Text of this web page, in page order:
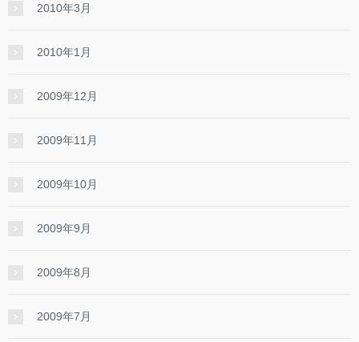
2010年3月
2010年1月
2009年12月
2009年11月
2009年10月
2009年9月
2009年8月
2009年7月